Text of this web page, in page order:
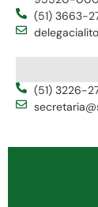
(51) 3663-
(51) 3226-